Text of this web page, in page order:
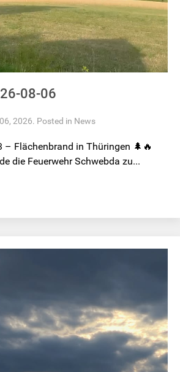
08-06
2026. Posted in News
– Flächenbrand in Thüringen 🌲🔥
die Feuerwehr Schwebda zu...